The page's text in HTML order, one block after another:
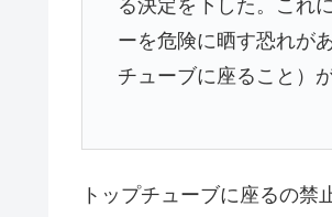
る決定を下した。これ
ーを危険に晒す恐れが
チューブに座ること）
トップチューブに座るの